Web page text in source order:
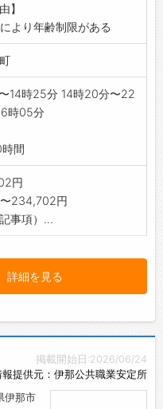
】
より年齢制限がある
14時25分 14時20分〜22
時05分
間
円
234,702円
事項）...
詳細を見る
掲載開始日:2026/06/24
報提供元：伊那公共職業安定所
伊那市